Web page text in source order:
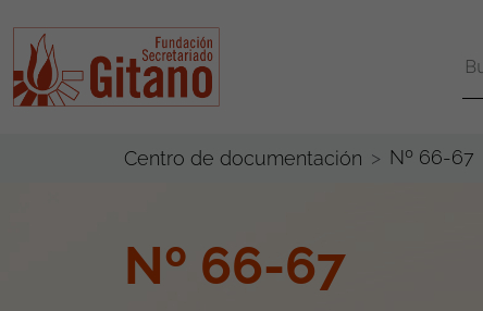
Centro de documentación Nº 66-67
Nº 66-67